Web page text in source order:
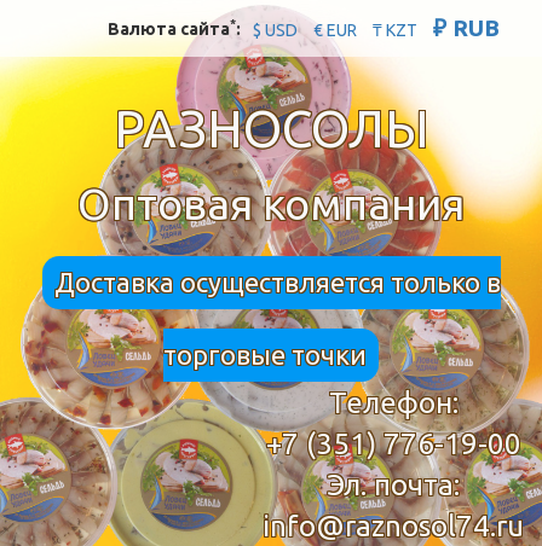
$ USD € EUR ₸ KZT ₽ RUB
Валюта сайта*:
РАЗНОСОЛЫ
Оптовая компания
Доставка осуществляется только в
торговые точки
Телефон:
+7 (351) 776-19-00
Эл. почта:
info@raznosol74.ru